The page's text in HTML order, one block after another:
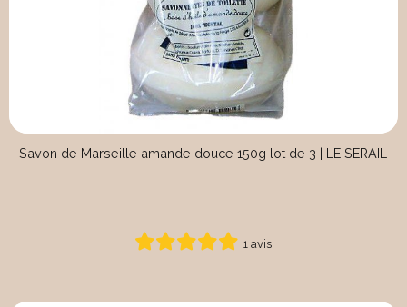
Savon de Marseille amande douce 150g lot de 3 | LE SERAIL
1 avis